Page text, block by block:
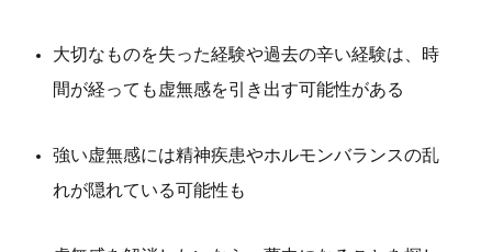
大切なものを失った経験や過去の辛い経験は、時
間が経っても虚無感を引き出す可能性がある
強い虚無感には精神疾患やホルモンバランスの乱
れが隠れている可能性も